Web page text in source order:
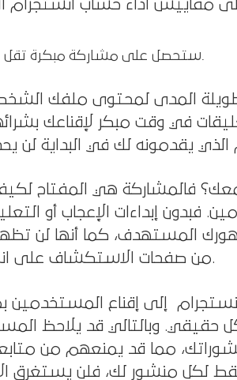
2. ستحصل على مشاركة مبكرة تقل تدريجيًا.
طويلة المدى لمحتوى ملفك
في وقت مبكر لإقناعك
متابع لا يتفاعلون معك؟ فالمشاركة هي
فبدون إبداءات الإعجاب أو
المستهدف، كما أنها لن
من صفحات الاستكشاف على انستجرام.
إلى إقناع المستخدمين
وبالتالي قد يلاحظ
مما قد يمنعهم من
فقط لكل منشور لك، فلن يستغرق